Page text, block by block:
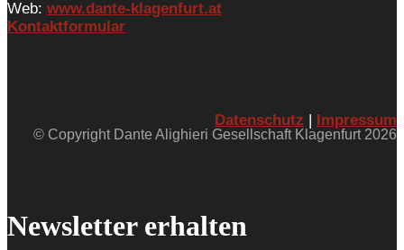
Web: www.dante-klagenfurt.at
Kontaktformular
Datenschutz Impressum
© Copyright Dante Alighieri Gesellschaft Klagenfurt 2026
Newsletter erhalten